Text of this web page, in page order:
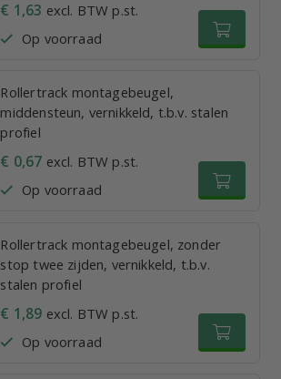
€ 1,63 excl. BTW p.st.
Op voorraad
Rollertrack montagebeugel,
middensteun, vernikkeld, t.b.v. stalen
profiel
€ 0,67 excl. BTW p.st.
Op voorraad
Rollertrack montagebeugel, zonder
stop twee zijden, vernikkeld, t.b.v.
stalen profiel
€ 1,89 excl. BTW p.st.
Op voorraad